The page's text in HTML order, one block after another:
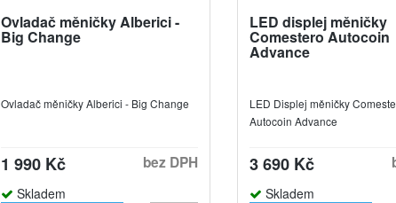
Ovladač měničky Alberici -
Big Change
Ovladač měničky Alberici - Big Change
1 990 Kč bez DPH
Skladem
LED displej měničky
Comestero Autocoin
Advance
LED Displej měničky
Autocoin Advance
3 690 Kč
Skladem